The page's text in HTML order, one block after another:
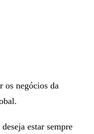
os negócios da
estar sempre